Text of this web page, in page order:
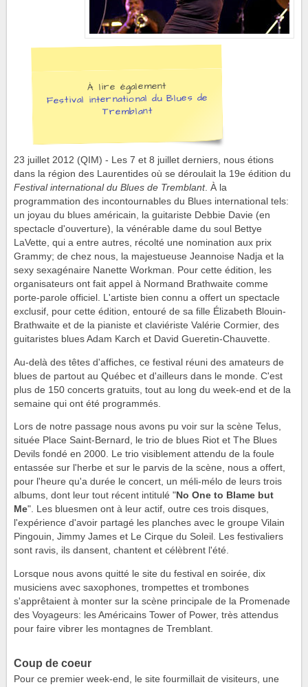
À lire également
Festival international du Blues de
Tremblant
23 juillet 2012 (QIM) - Les 7 et 8 juillet derniers, nous étions
dans la région des Laurentides où se déroulait la 19e édition du
Festival international du Blues de Tremblant. À la
programmation des incontournables du Blues international tels:
un joyau du blues américain, la guitariste Debbie Davie (en
spectacle d'ouverture), la vénérable dame du soul Bettye
LaVette, qui a entre autres, récolté une nomination aux prix
Grammy; de chez nous, la majestueuse Jeannoise Nadja et la
sexy sexagénaire Nanette Workman. Pour cette édition, les
organisateurs ont fait appel à Normand Brathwaite comme
porte-parole officiel. L'artiste bien connu a offert un spectacle
exclusif, pour cette édition, entouré de sa fille Élizabeth Blouin-
Brathwaite et de la pianiste et claviériste Valérie Cormier, des
guitaristes blues Adam Karch et David Gueretin-Chauvette.
Au-delà des têtes d'affiches, ce festival réuni des amateurs de
blues de partout au Québec et d'ailleurs dans le monde. C'est
plus de 150 concerts gratuits, tout au long du week-end et de la
semaine qui ont été programmés.
Lors de notre passage nous avons pu voir sur la scène Telus,
située Place Saint-Bernard, le trio de blues Riot et The Blues
Devils fondé en 2000. Le trio visiblement attendu de la foule
entassée sur l'herbe et sur le parvis de la scène, nous a offert,
pour l'heure qu'a durée le concert, un méli-mélo de leurs trois
albums, dont leur tout récent intitulé "No One to Blame but
Me". Les bluesmen ont à leur actif, outre ces trois disques,
l'expérience d'avoir partagé les planches avec le groupe Vilain
Pingouin, Jimmy James et Le Cirque du Soleil. Les festivaliers
sont ravis, ils dansent, chantent et célèbrent l'été.
Lorsque nous avons quitté le site du festival en soirée, dix
musiciens avec saxophones, trompettes et trombones
s'apprêtaient à monter sur la scène principale de la Promenade
des Voyageurs: les Américains Tower of Power, très attendus
pour faire vibrer les montagnes de Tremblant.
Coup de coeur
Pour ce premier week-end, le site fourmillait de visiteurs, une